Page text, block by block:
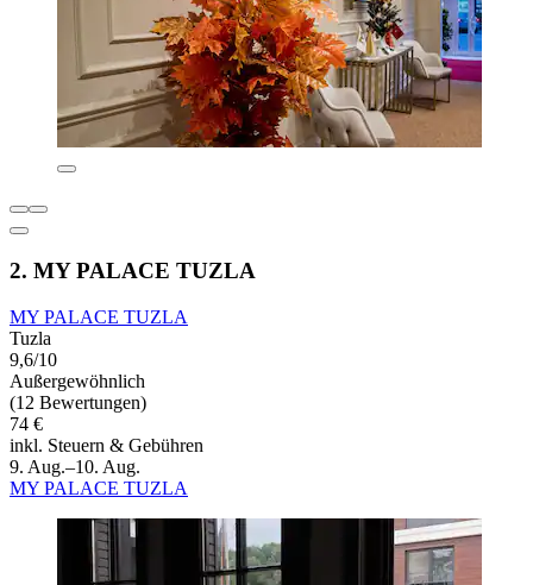
2. MY PALACE TUZLA
MY PALACE TUZLA
Tuzla
9,6/10
Außergewöhnlich
(12 Bewertungen)
74 €
inkl. Steuern & Gebühren
9. Aug.–10. Aug.
MY PALACE TUZLA